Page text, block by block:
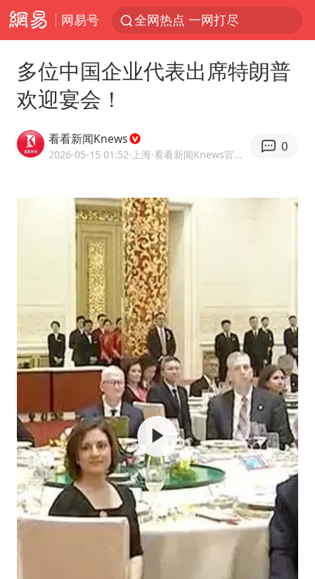
网易号 全网热点 一网打尽
多位中国企业代表出席特朗普
欢迎宴会！
看看新闻Knews
2026-05-15 01:52·上海 ·看看新闻Knews官方网易号
0